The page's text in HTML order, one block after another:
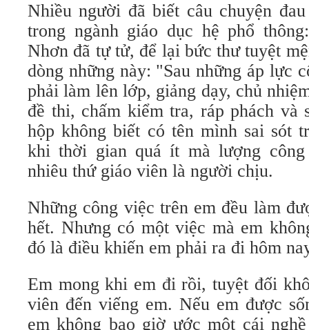
Nhiều người đã biết câu chuyện
trong ngành giáo dục hệ phổ
Nhơn đã tự tử, để lại bức thư tuyệt
dòng những này: "Sau những áp lực
phải làm lên lớp, giảng dạy, chủ
đề thi, chấm kiểm tra, ráp phách và
hộp không biết có tên mình sai sót
khi thời gian quá ít mà lượng
nhiêu thứ giáo viên là người chịu.
Những công việc trên em đều làm
hết. Nhưng có một việc mà em
đó là điều khiến em phải ra đi hôm
Em mong khi em đi rồi, tuyệt đối
viên đến viếng em. Nếu em được
em không bao giờ ước một cái